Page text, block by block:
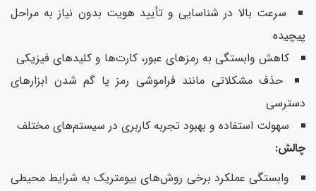
سرعت بالا در شناسایی و تأیید هویت بدون نیاز به مراحل
پیچیده
کاهش وابستگی به رمزهای عبور، کارت‌ها و کلیدهای فیزیکی
حذف مشکلاتی مانند فراموشی رمز یا گم شدن ابزارهای
دسترسی
سهولت استفاده و بهبود تجربه کاربری در سیستم‌های مختلف
چالش:
وابستگی عملکرد برخی روش‌های بیومتریک به شرایط محیطی